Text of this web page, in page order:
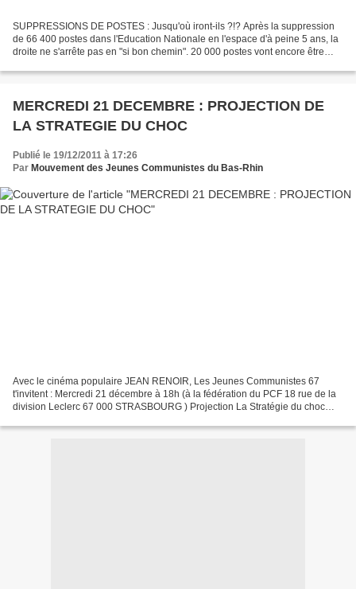
SUPPRESSIONS DE POSTES : Jusqu'où iront-ils ?!? Après la suppression
de 66 400 postes dans l'Education Nationale en l'espace d'à peine 5 ans, la
droite ne s'arrête pas en "si bon chemin". 20 000 postes vont encore être
MERCREDI 21 DECEMBRE : PROJECTION DE
LA STRATEGIE DU CHOC
Publié le 19/12/2011 à 17:26
Par Mouvement des Jeunes Communistes du Bas-Rhin
Avec le cinéma populaire JEAN RENOIR, Les Jeunes Communistes 67
t'invitent : Mercredi 21 décembre à 18h (à la fédération du PCF 18 rue de la
division Leclerc 67 000 STRASBOURG ) Projection La Stratégie du choc